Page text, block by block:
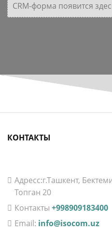
CRM-форма появится
КОНТАКТЫ
Aдресс:г.Ташкент,
Топган 20
Контакты +998909183400
Email: info@isocom.uz